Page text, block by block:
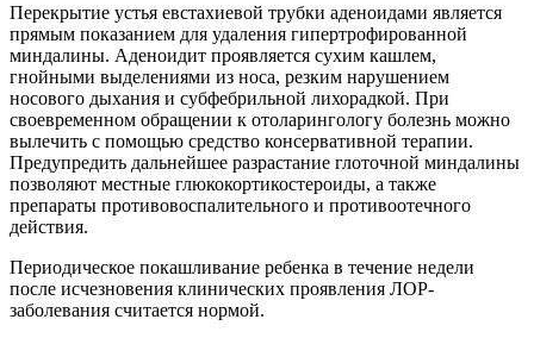
Перекрытие устья евстахиевой трубки аденоидами является
прямым показанием для удаления гипертрофированной
миндалины. Аденоидит проявляется сухим кашлем,
гнойными выделениями из носа, резким нарушением
носового дыхания и субфебрильной лихорадкой. При
своевременном обращении к отоларингологу болезнь можно
вылечить с помощью средство консервативной терапии.
Предупредить дальнейшее разрастание глоточной миндалины
позволяют местные глюкокортикостероиды, а также
препараты противовоспалительного и противоотечного
действия.
Периодическое покашливание ребенка в течение недели
после исчезновения клинических проявления ЛОР-
заболевания считается нормой.